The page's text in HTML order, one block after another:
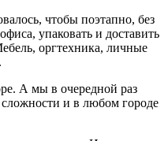
чтобы поэтапно, без
упаковать и доставить
оргтехника, личные
А мы в очередной раз
и в любом городе